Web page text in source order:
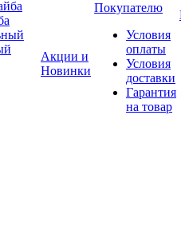
Акции и
Новинки
Покупателю
Условия
оплаты
Условия
доставки
Гарантия
на товар